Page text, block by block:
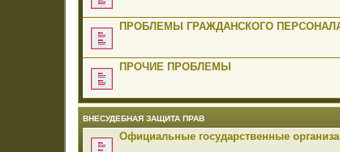
ПРОБЛЕМЫ ГРАЖДАНСКОГО
ПРОЧИЕ ПРОБЛЕМЫ
ВНЕСУДЕБНАЯ ЗАЩИТА ПРАВ
Официальные государственные